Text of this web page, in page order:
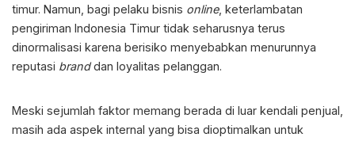
timur. Namun, bagi pelaku bisnis online, keterlambatan
pengiriman Indonesia Timur tidak seharusnya terus
dinormalisasi karena berisiko menyebabkan menurunnya
reputasi branddan loyalitas pelanggan.
Meski sejumlah faktor memang berada di luar kendali penjual,
masih ada aspek internal yang bisa dioptimalkan untuk